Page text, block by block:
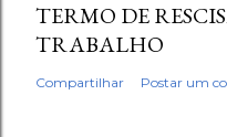
TERMO DE
TRABALHO
Compartilhar Postar um